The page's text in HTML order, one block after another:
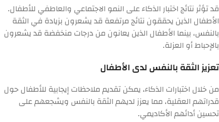
قد تؤثر نتائج اختبار الذكاء على النمو الاجتماعي والعاطفي للأطفال.
الأطفال الذين يحققون نتائج مرتفعة قد يشعرون بزيادة في الثقة
بالنفس، بينما الأطفال الذين يعانون من درجات منخفضة قد يشعرون
بالإحباط أو العزلة.
تعزيز الثقة بالنفس لدى الأطفال
من خلال اختبارات الذكاء، يمكن تقديم ملاحظات إيجابية للأطفال حول
قدراتهم العقلية، مما يعزز لديهم الثقة بالنفس ويشجعهم على
تحسين أدائهم الأكاديمي.